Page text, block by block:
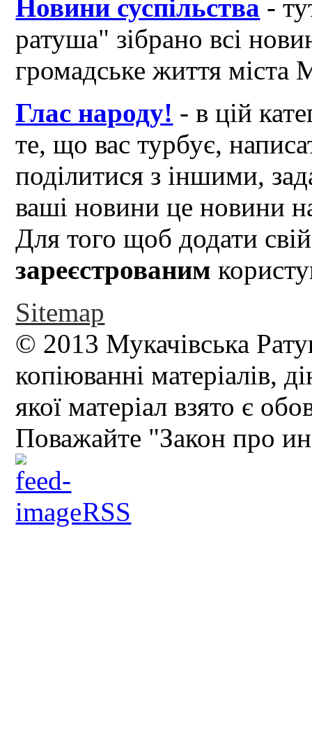
Новини суспільства -
ратуша" зібрано всі
громадське життя міста
Глас народу! - в цій
те, що вас турбує,
поділитися з іншими,
ваші новини це новини
Для того щоб додати
зареєстрованим
Sitemap
© 2013 Мукачівська
копіюванні матеріалів,
якої матеріал взято є
Поважайте "Закон про
RSS